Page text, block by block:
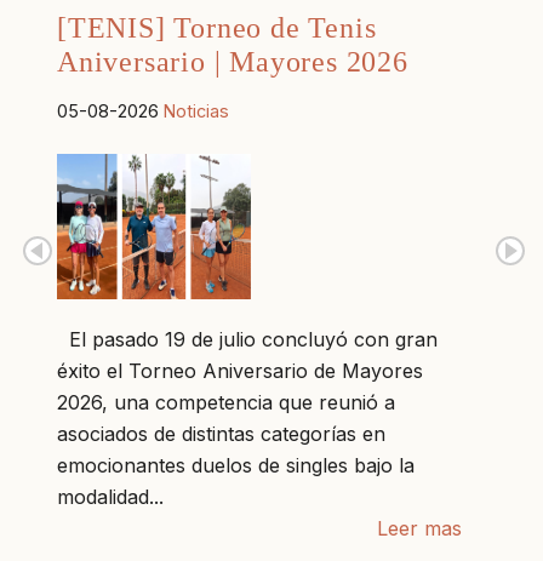
[TENIS] Torneo de Tenis
Aniversario | Mayores 2026
05-08-2026 Noticias
El pasado 19 de julio concluyó con gran
éxito el Torneo Aniversario de Mayores
2026, una competencia que reunió a
asociados de distintas categorías en
emocionantes duelos de singles bajo la
modalidad...
Leer mas